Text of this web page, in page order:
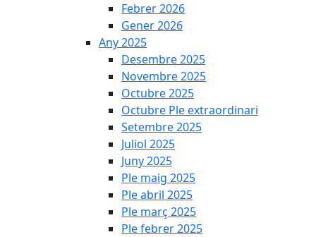
Febrer 2026
Gener 2026
Any 2025
Desembre 2025
Novembre 2025
Octubre 2025
Octubre Ple extraordinari
Setembre 2025
Juliol 2025
Juny 2025
Ple maig 2025
Ple abril 2025
Ple març 2025
Ple febrer 2025